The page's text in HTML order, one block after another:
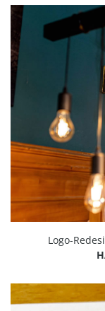
Logo-